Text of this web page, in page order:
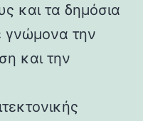
και τα δημόσια
γνώμονα την
και την